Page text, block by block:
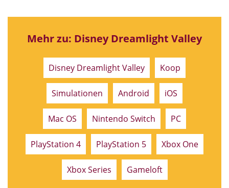
Mehr zu: Disney Dreamlight Valley
Disney Dreamlight Valley Koop
Simulationen Android iOS
Mac OS Nintendo Switch PC
PlayStation 4 PlayStation 5 Xbox One
Xbox Series Gameloft